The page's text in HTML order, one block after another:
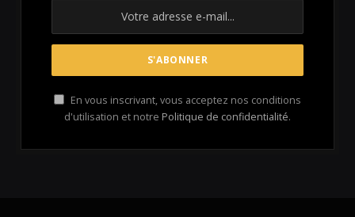
En vous inscrivant, vous acceptez nos conditions
d'utilisation et notre Politique de confidentialité.